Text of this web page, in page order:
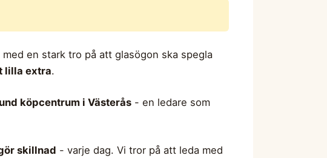
en stark tro på att glasögon ska spegla
lilla extra.
köpcentrum i Västerås - en ledare som
skillnad - varje dag. Vi tror på att leda med